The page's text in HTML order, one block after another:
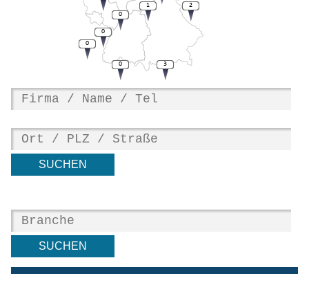
2
0
0
0
0
1
3